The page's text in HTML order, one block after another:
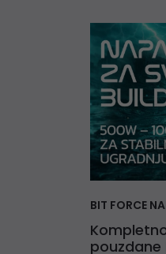
BIT FORCE
pouzdane